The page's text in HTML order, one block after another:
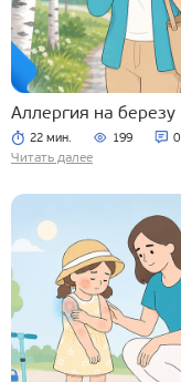
Аллергия на березу
22 мин. 199 0
Читать далее